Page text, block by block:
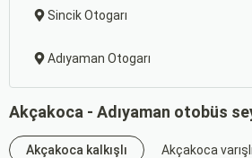
Sincik Otogarı
Adıyaman Otogarı
Akçakoca - Adıyaman otobüs
Akçakoca kalkışlı Akçakoca varışlı